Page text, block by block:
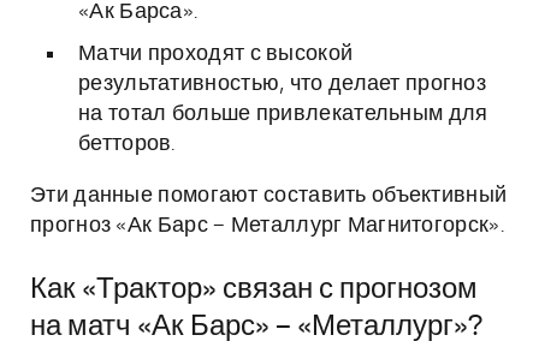
«Ак Барса».
Матчи проходят с высокой
результативностью, что делает прогноз
на тотал больше привлекательным для
бетторов.
Эти данные помогают составить объективный
прогноз «Ак Барс – Металлург Магнитогорск».
Как «Трактор» связан с прогнозом
на матч «Ак Барс» – «Металлург»?